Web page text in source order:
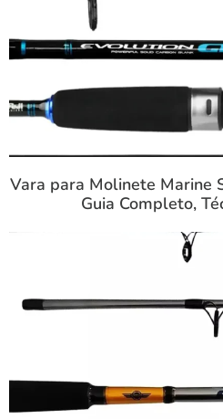
Vara para Molinete Marine
Guia Completo,